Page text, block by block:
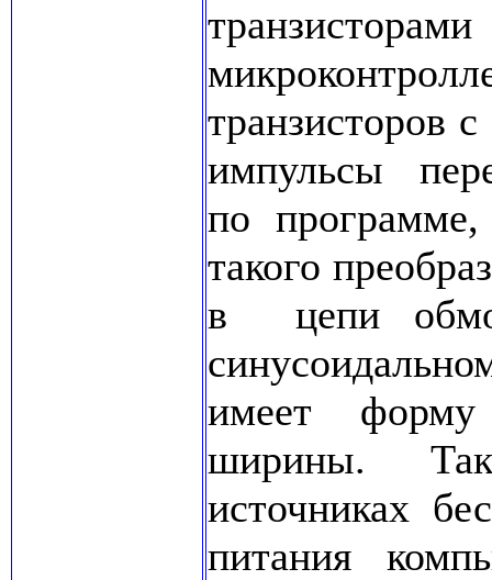
транзисторов
импульсы
по
такого
в цепи
имеет
ширины.
источниках
питания